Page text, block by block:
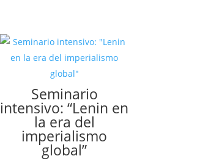
Seminario
intensivo: “Lenin en
la era del
imperialismo
global”